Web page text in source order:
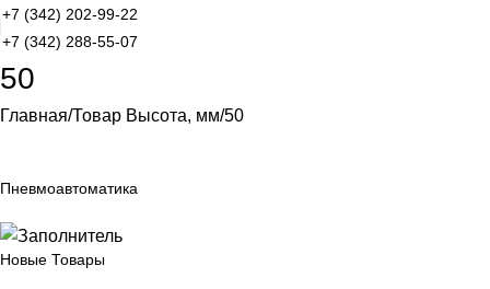
+7 (342) 202-99-22
+7 (342) 288-55-07
50
Главная Товар Высота, мм 50
Пневмоавтоматика
Новые Товары